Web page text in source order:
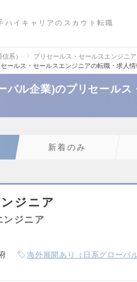
ハイキャリアのスカウト転職
系）
プリセールス・セールスエンジニア
ールス・セールスエンジニアの転職・求人
バル企業)のプリセールス
新着のみ
ジニア
ンジニア
海外展開あり（日系グローバ